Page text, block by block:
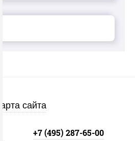
Карта сайта
+7 (495) 287-65-00